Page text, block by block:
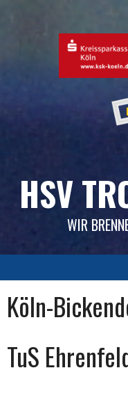
HSV
WIR
Köln-
TuS